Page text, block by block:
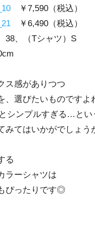
￥7,590（税込）
￥6,490（税込）
38、（Tシャツ）S
ス感がありつつ
、選びたいものですよ
シンプルすぎる…とい
みてはいかがでしょう
る
ラーシャツは
ぴったりです◎